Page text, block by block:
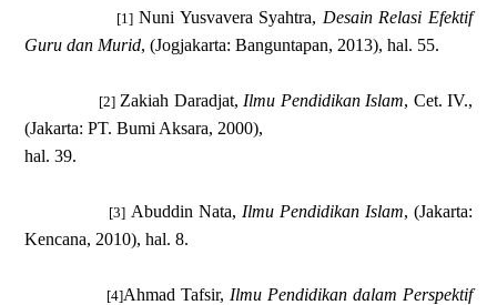
[1] Nuni Yusvavera Syahtra, Desain Relasi Efektif
Guru dan Murid, (Jogjakarta: Banguntapan, 2013), hal. 55.
[2]Zakiah Daradjat, Ilmu Pendidikan Islam, Cet. IV.,
(Jakarta: PT. Bumi Aksara, 2000),
hal. 39.
[3] Abuddin Nata, Ilmu Pendidikan Islam, (Jakarta:
Kencana, 2010), hal. 8.
[4]Ahmad Tafsir, Ilmu Pendidikan dalam Perspektif